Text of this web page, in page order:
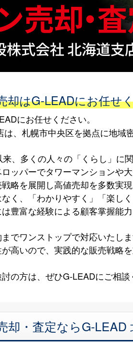
却はG-LEADにお任せ
にお任せください。
、札幌市中央区を拠点に地域
、多くの人々の「くらし」に
ッパーでタワーマンションや
略を展開し高値売却を多数実
く、「わかりやすく」「楽し
豊富な経験による顧客掌握能
でワンストップで対応いたし
高いので、実践的な販売戦略
の方は、ぜひG-LEADにご相談
・査定ならG-